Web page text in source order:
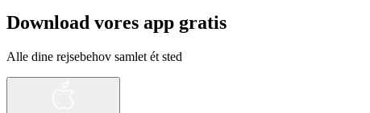
Download vores app gratis
Alle dine rejsebehov samlet ét sted